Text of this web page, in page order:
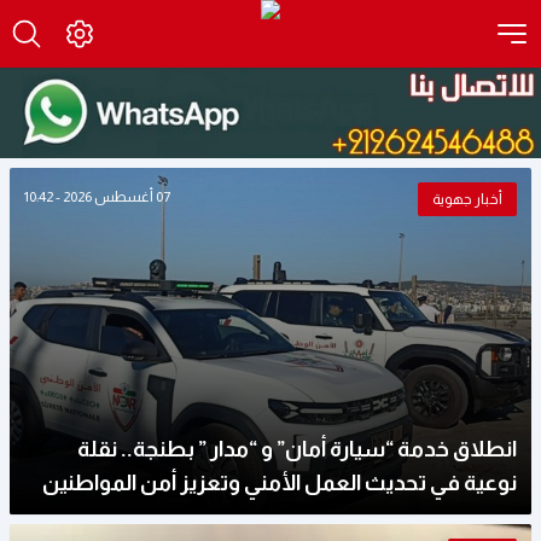
أخبار جهوية 07 أغسطس 2026 - 10:42
انطلاق خدمة “سيارة أمان” و “مدار ” بطنجة.. نقلة
نوعية في تحديث العمل الأمني وتعزيز أمن المواطنين